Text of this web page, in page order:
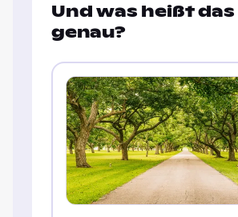
Und was heißt das
genau?